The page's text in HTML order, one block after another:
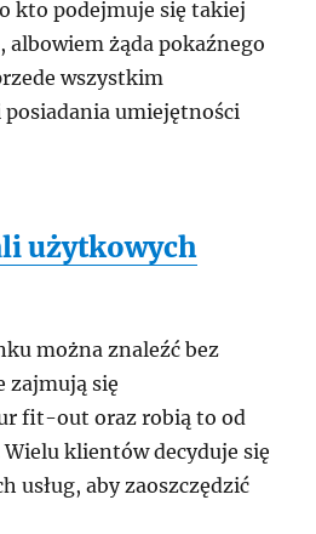
kto podejmuje się takiej
albowiem żąda pokaźnego
wszystkim
posiadania umiejętności
użytkowych
można znaleźć bez
zajmują się
fit-out oraz robią to od
klientów decyduje się
usług, aby zaoszczędzić